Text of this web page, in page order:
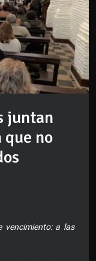
juntan
que no
vencimiento: a las